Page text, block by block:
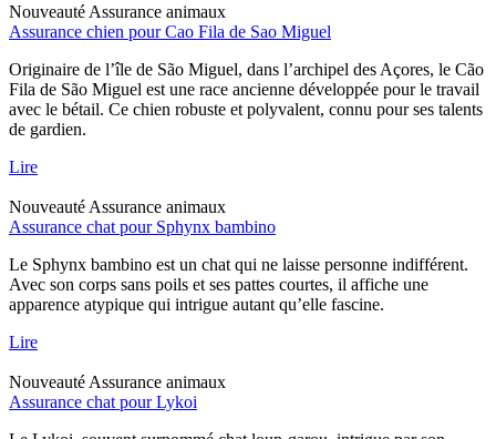
Nouveauté Assurance animaux
Assurance chien pour Cao Fila de Sao Miguel
Originaire de l’île de São Miguel, dans l’archipel des Açores, le Cão
Fila de São Miguel est une race ancienne développée pour le travail
avec le bétail. Ce chien robuste et polyvalent, connu pour ses talents
de gardien.
Lire
Nouveauté Assurance animaux
Assurance chat pour Sphynx bambino
Le Sphynx bambino est un chat qui ne laisse personne indifférent.
Avec son corps sans poils et ses pattes courtes, il affiche une
apparence atypique qui intrigue autant qu’elle fascine.
Lire
Nouveauté Assurance animaux
Assurance chat pour Lykoi